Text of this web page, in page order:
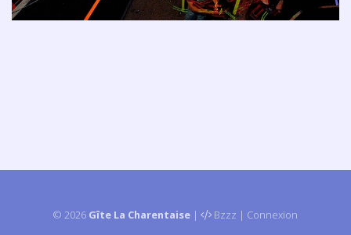
© 2026 Gîte La Charentaise | Bzzz | Connexion